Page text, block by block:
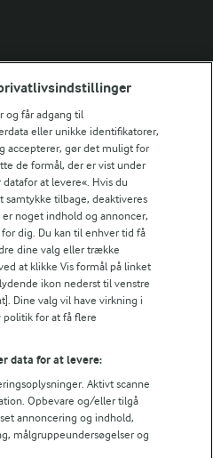
for Arla Foods
for Jörd
for Lurpak PB
og får adgang til
eller unikke identifikatorer,
accepterer, gør det muligt for
de formål, der er vist under
at levere«. Hvis du
tilbage, deaktiveres
noget indhold og annoncer,
dig. Du kan til enhver tid få
dine valg eller trække
at klikke Vis formål på linket
ikon nederst til venstre
Dine valg vil have virkning i
politik for at få flere
data for at levere:
Aktivt scanne
Opbevare og/eller tilgå
annoncering og indhold,
målgruppeundersøgelser og